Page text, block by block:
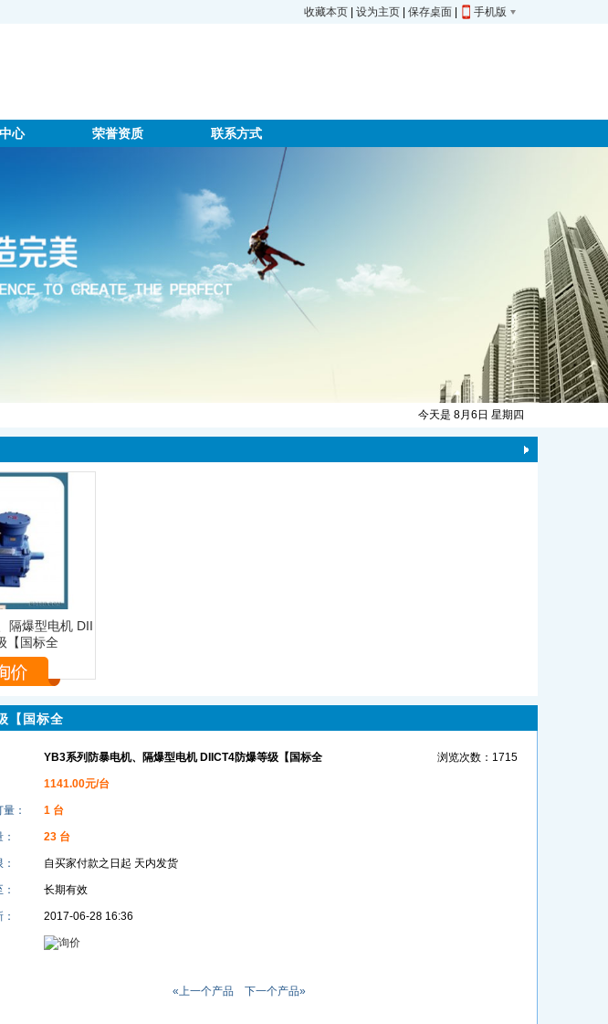
收藏本页 设为主页 保存桌面 手机版
心 荣誉资质 联系方式
今天是 8月6日 星期四
隔爆型电机 DII
【国标全
【国标全
浏览次数：1715
YB3系列防暴电机、隔爆型电机 DIICT4防爆等级【国标全
1141.00元/台
： 1 台
23 台
自买家付款之日起 天内发货
长期有效
2017-06-28 16:36
«上一个产品 下一个产品»